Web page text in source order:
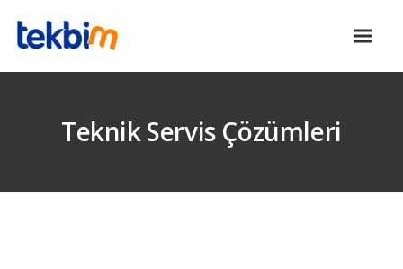
Teknik Servis Çözümleri